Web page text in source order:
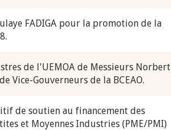
FADIGA pour la promotion de la
de l'UEMOA de Messieurs Norbert
Vice-Gouverneurs de la BCEAO.
de soutien au financement des
et Moyennes Industries (PME/PMI)